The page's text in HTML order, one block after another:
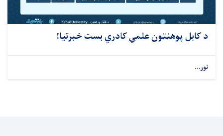
د کابل پوهنتون علمي کادري بست خبرتیا!
نور...